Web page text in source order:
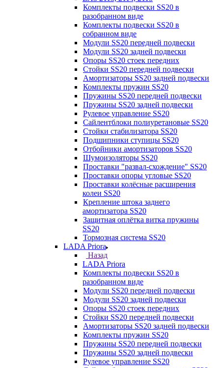
Комплекты подвески SS20 в
разобранном виде
Комплекты подвески SS20 в
собранном виде
Модули SS20 передней подвески
Модули SS20 задней подвески
Опоры SS20 стоек передних
Стойки SS20 передней подвески
Амортизаторы SS20 задней подвески
Комплекты пружин SS20
Пружины SS20 передней подвески
Пружины SS20 задней подвески
Рулевое управление SS20
Сайлентблоки полиуретановые SS20
Стойки стабилизатора SS20
Подшипники ступицы SS20
Отбойники амортизаторов SS20
Шумоизоляторы SS20
Проставки "развал-схождение" SS20
Проставки опоры угловые SS20
Проставки колёсные расширения
колеи SS20
Крепление штока заднего
амортизатора SS20
Защитная оплётка витка пружины
SS20
Тормозная система SS20
LADA Priora
Назад
LADA Priora
Комплекты подвески SS20 в
разобранном виде
Модули SS20 передней подвески
Модули SS20 задней подвески
Опоры SS20 стоек передних
Стойки SS20 передней подвески
Амортизаторы SS20 задней подвески
Комплекты пружин SS20
Пружины SS20 передней подвески
Пружины SS20 задней подвески
Рулевое управление SS20